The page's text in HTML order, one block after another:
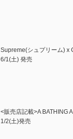
Supreme(シュプリーム) x
6/1(土) 発売
<販売店記載>A BATHING
1/2(土)発売